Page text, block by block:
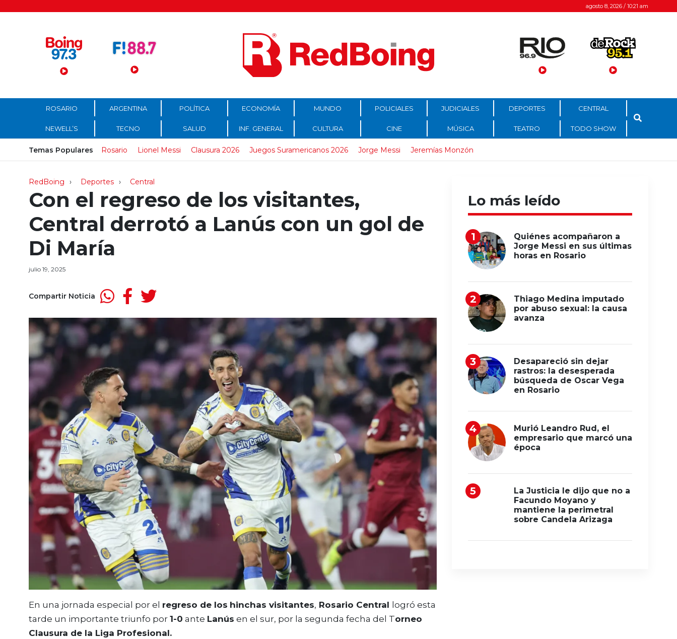
Menú Principal agosto 8, 2026 / 10:21 am
ROSARIO ARGENTINA POLÍTICA ECONOMÍA MUNDO POLICIALES JUDICIALES DEPORTES CENTRAL
NEWELL’S TECNO SALUD INF. GENERAL CULTURA CINE MÚSICA TEATRO TODO SHOW
Temas Populares Rosario Lionel Messi Clausura 2026 Juegos Suramericanos 2026 Jorge Messi Jeremías Monzón
RedBoing Deportes Central
Con el regreso de los visitantes,
Central derrotó a Lanús con un gol de
Di María
julio 19, 2025
Compartir Noticia
En una jornada especial por el regreso de los hinchas visitantes, Rosario Central logró esta
tarde un importante triunfo por 1-0 ante Lanús en el sur, por la segunda fecha del Torneo
Clausura de la Liga Profesional.
Lo más leído
Quiénes acompañaron a
Jorge Messi en sus últimas
horas en Rosario
Thiago Medina imputado
por abuso sexual: la causa
avanza
Desapareció sin dejar
rastros: la desesperada
búsqueda de Oscar Vega
en Rosario
Murió Leandro Rud, el
empresario que marcó una
época
La Justicia le dijo que no a
Facundo Moyano y
mantiene la perimetral
sobre Candela Arizaga